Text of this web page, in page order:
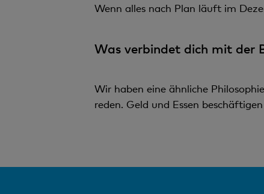
Wenn alles nach Plan läuft im
Was verbindet dich mit der
Wir haben eine ähnliche
reden. Geld und Essen